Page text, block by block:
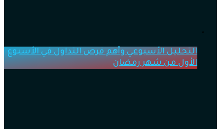
التحليل الأسبوعي وأهم فرص التداول في الأسبوع
الأول من شهر رمضان